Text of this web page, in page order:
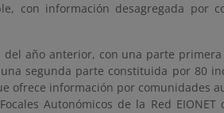
con información desagregada por
año anterior, con una parte
segunda parte constituida por 80
ofrece información por comunidades
Autonómicos de la Red